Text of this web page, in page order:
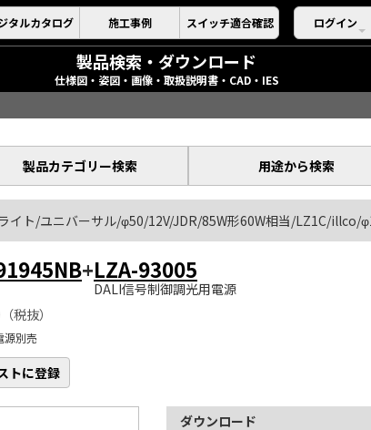
タルカタログ 施工事例 スイッチ適合確認 ログイン
製品検索・ダウンロード
仕様図・姿図・画像・取扱説明書・CAD・IES
製品カテゴリー検索 用途から検索
イト/ユニバーサル/φ50/12V/JDR/85W形60W相当/LZ1C/illco/
+LZA-93005
DALI信号制御調光用電源
税抜）
源別売
トに登録
ダウンロード